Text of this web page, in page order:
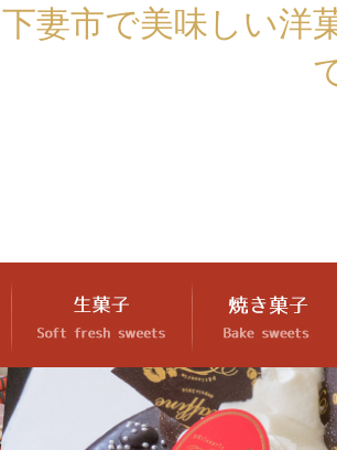
下妻市で美味しい洋